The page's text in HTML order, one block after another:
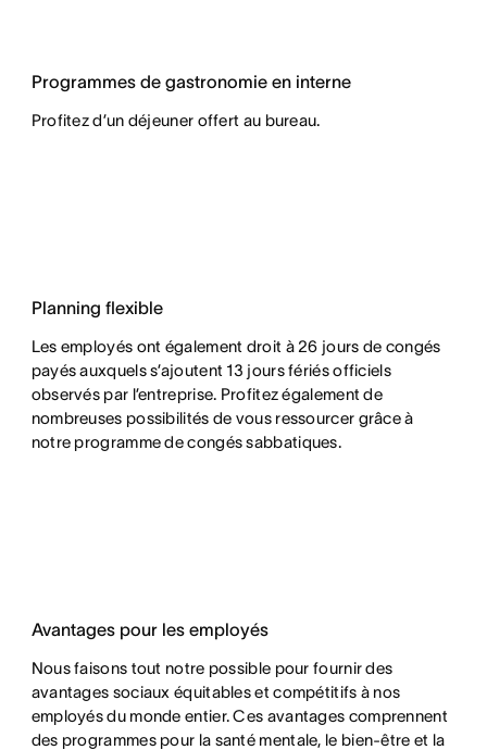
Programmes de gastronomie en interne
Profitez d’un déjeuner offert au bureau.
Planning flexible
Les employés ont également droit à 26 jours de congés
payés auxquels s’ajoutent 13 jours fériés officiels
observés par l’entreprise. Profitez également de
nombreuses possibilités de vous ressourcer grâce à
notre programme de congés sabbatiques.
Avantages pour les employés
Nous faisons tout notre possible pour fournir des
avantages sociaux équitables et compétitifs à nos
employés du monde entier. Ces avantages comprennent
des programmes pour la santé mentale, le bien-être et la